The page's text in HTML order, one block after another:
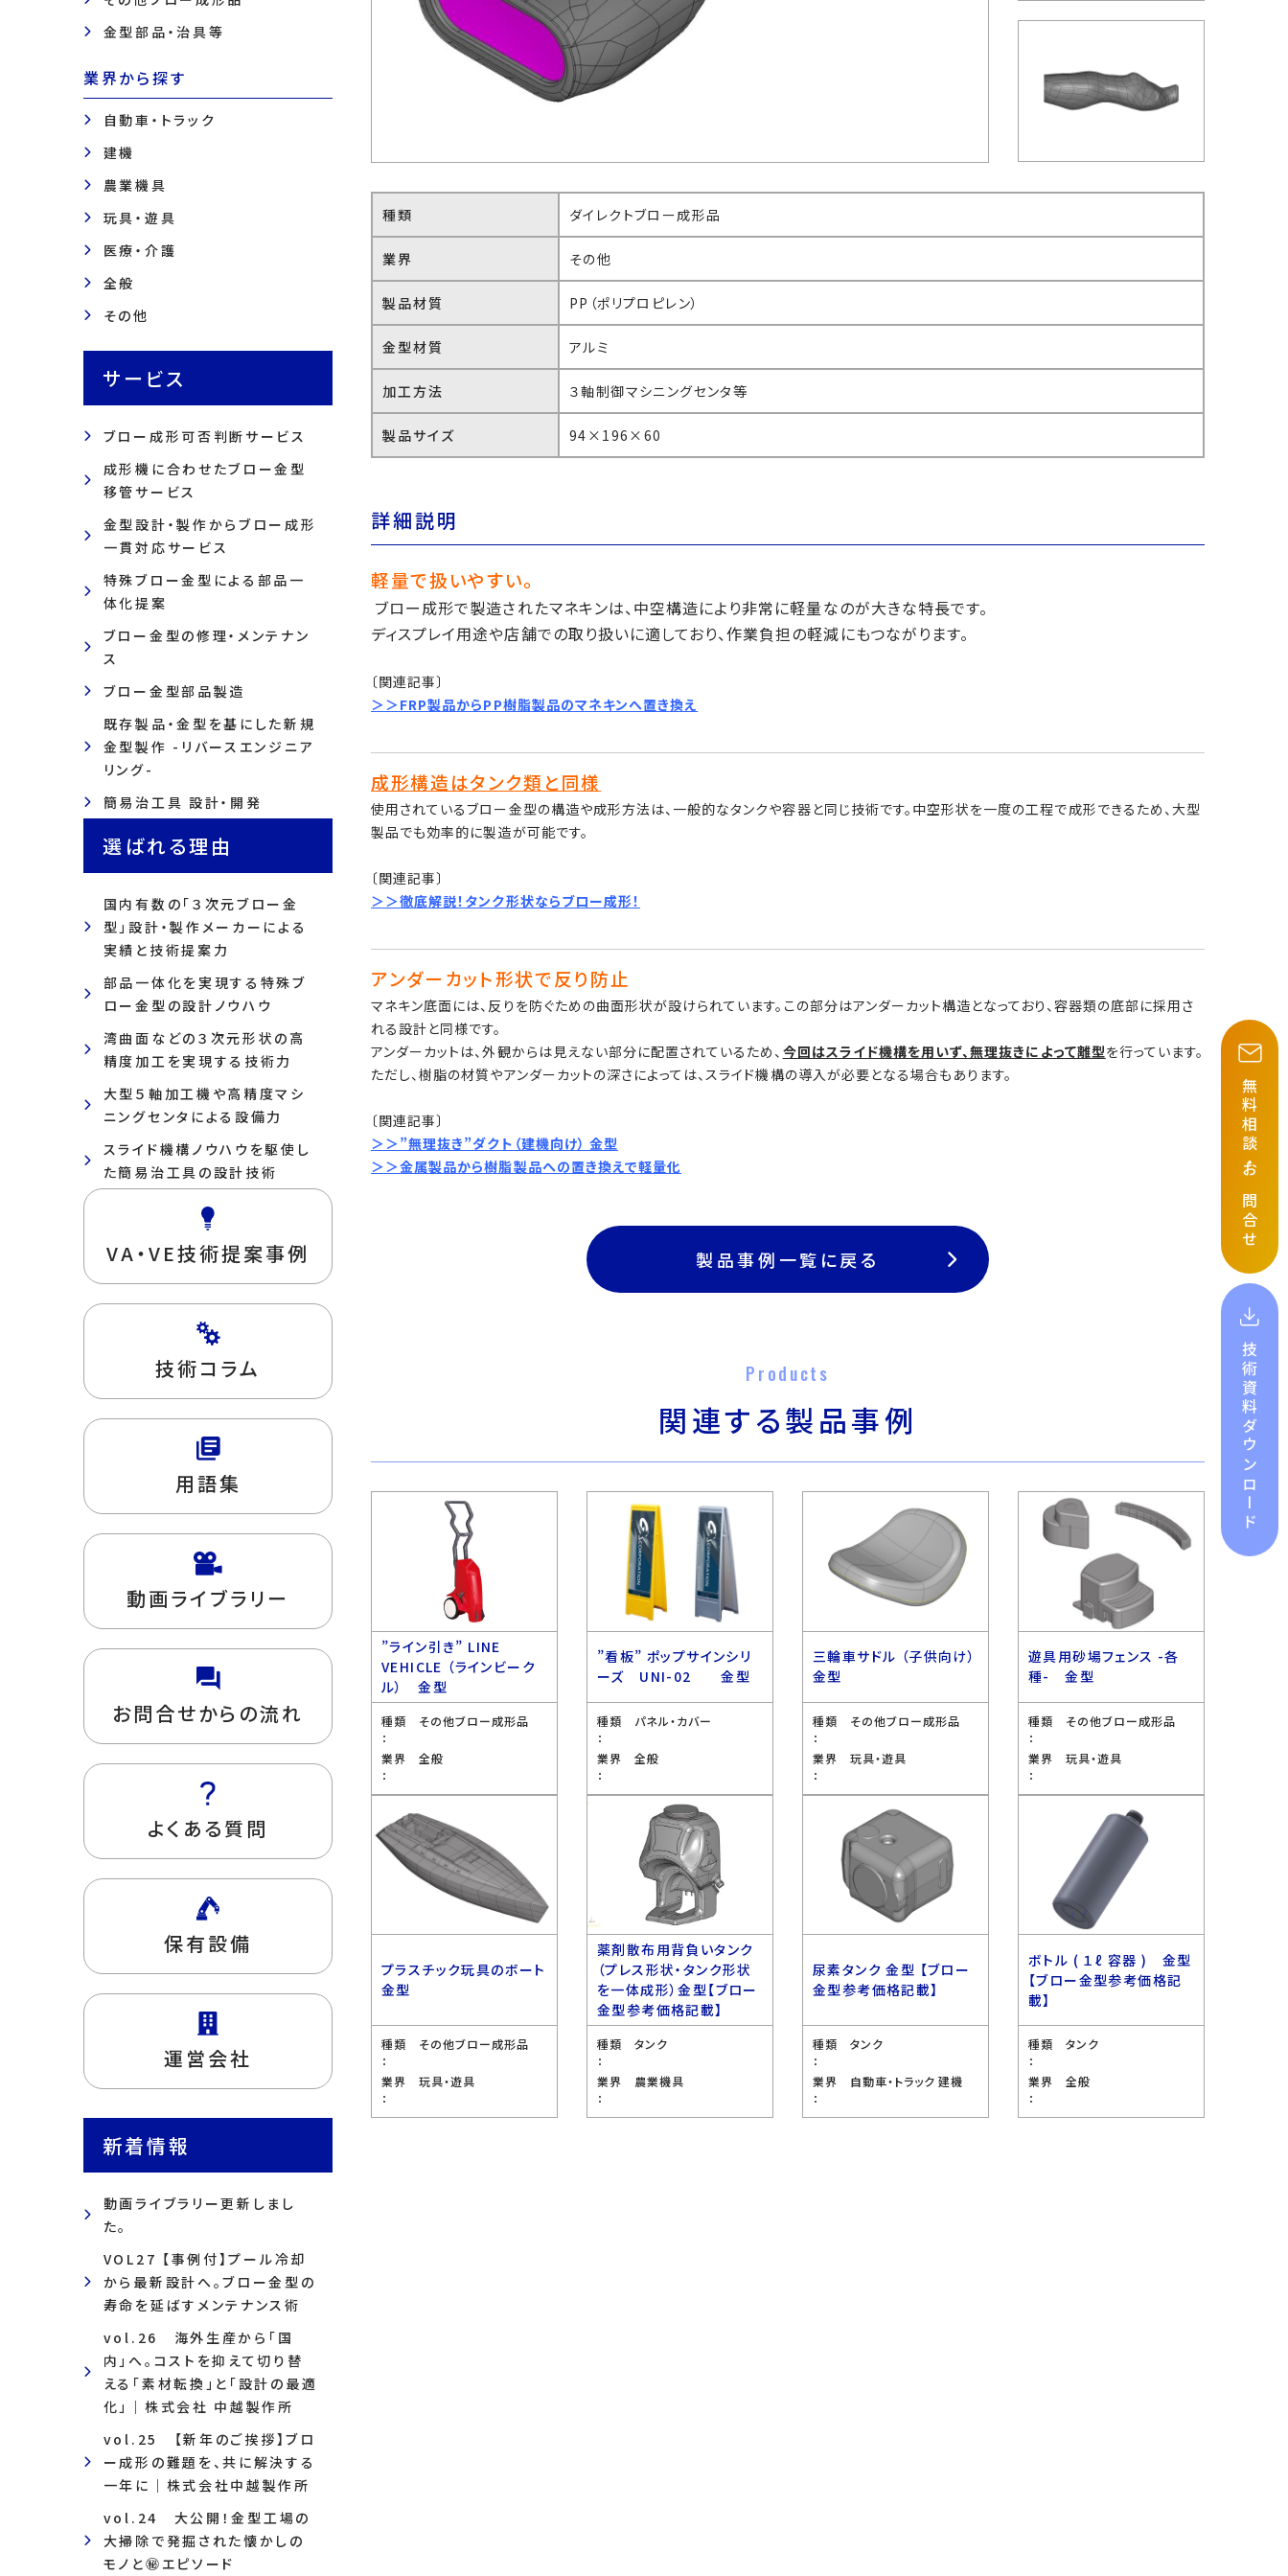
金型部品・治具等
業界から探す
自動車・トラック
建機
農業機具
玩具・遊具
医療・介護
全般
その他
サービス
ブロー成形可否判断サービス
成形機に合わせたブロー金型
移管サービス
金型設計・製作からブロー成形
一貫対応サービス
特殊ブロー金型による部品一
体化提案
ブロー金型の修理・メンテナン
ス
ブロー金型部品製造
既存製品・金型を基にした新規
金型製作 -リバースエンジニア
リング-
簡易治工具 設計・開発
選ばれる理由
国内有数の「３次元ブロー金
型」設計・製作メーカーによる
実績と技術提案力
部品一体化を実現する特殊ブ
ロー金型の設計ノウハウ
湾曲面などの３次元形状の高
精度加工を実現する技術力
大型５軸加工機や高精度マシ
ニングセンタによる設備力
スライド機構ノウハウを駆使し
た簡易治工具の設計技術
VA・VE技術提案事例
技術コラム
用語集
動画ライブラリー
お問合せからの流れ
よくある質問
保有設備
運営会社
新着情報
動画ライブラリー更新しまし
た。
VOL27 【事例付】プール冷却
から最新設計へ。ブロー金型の
寿命を延ばすメンテナンス術
vol.26 海外生産から「国
内」へ。コストを抑えて切り替
える「素材転換」と「設計の最適
化」｜株式会社 中越製作所
vol.25 【新年のご挨拶】ブロ
ー成形の難題を、共に解決する
一年に｜株式会社中越製作所
vol.24 大公開！金型工場の
大掃除で発掘された懐かしの
モノと㊙エピソード
種類 ダイレクトブロー成形品
業界 その他
製品材質 PP（ポリプロピレン）
金型材質 アルミ
加工方法 ３軸制御マシニングセンタ等
製品サイズ 94×196×60
詳細説明
軽量で扱いやすい。
ブロー成形で製造されたマネキンは、中空構造により非常に軽量なのが大きな特長です。
ディスプレイ用途や店舗での取り扱いに適しており、作業負担の軽減にもつながります。
〔関連記事〕
＞＞FRP製品からPP樹脂製品のマネキンへ置き換え
成形構造はタンク類と同様
使用されているブロー金型の構造や成形方法は、一般的なタンクや容器と同じ技術です。中空形状を一度の工程で成形できるため、大型
製品でも効率的に製造が可能です。
〔関連記事〕
＞＞徹底解説！タンク形状ならブロー成形！
アンダーカット形状で反り防止
マネキン底面には、反りを防ぐための曲面形状が設けられています。この部分はアンダーカット構造となっており、容器類の底部に採用さ
れる設計と同様です。
アンダーカットは、外観からは見えない部分に配置されているため、 今回はスライド機構を用いず、無理抜きによって離型を行っています。
ただし、樹脂の材質やアンダーカットの深さによっては、スライド機構の導入が必要となる場合もあります。
〔関連記事〕
＞＞”無理抜き”ダクト（建機向け） 金型
＞＞金属製品から樹脂製品への置き換えで軽量化
製品事例一覧に戻る
Products
関連する製品事例
”ライン引き” LINE
VEHICLE （ラインビーク
ル） 金型
種類
：
その他ブロー成形品
業界
：
全般
”看板” ポップサインシリ
ーズ UNI-02 金型
種類
：
パネル・カバー
業界
：
全般
三輪車サドル （子供向け）
金型
種類
：
その他ブロー成形品
業界
：
玩具・遊具
遊具用砂場フェンス -各
種- 金型
種類
：
その他ブロー成形品
業界
：
玩具・遊具
プラスチック玩具のボート
金型
種類
：
その他ブロー成形品
業界
：
玩具・遊具
薬剤散布用背負いタンク
（プレス形状・タンク形状
を一体成形）金型【ブロー
金型参考価格記載】
種類
：
タンク
業界
：
農業機具
尿素タンク 金型 【ブロー
金型参考価格記載】
種類
：
タンク
業界
：
自動車・トラック 建機
ボトル ( １ℓ 容器 ) 金型
【ブロー金型参考価格記
載】
種類
：
タンク
業界
：
全般
無料相談
・
お問合せ
技術資料
ダウンロード